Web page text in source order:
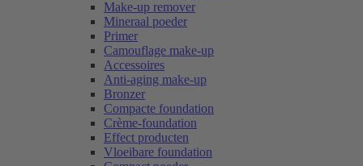
Make-up remover
Mineraal poeder
Primer
Camouflage make-up
Accessoires
Anti-aging make-up
Bronzer
Compacte foundation
Crème-foundation
Effect producten
Vloeibare foundation